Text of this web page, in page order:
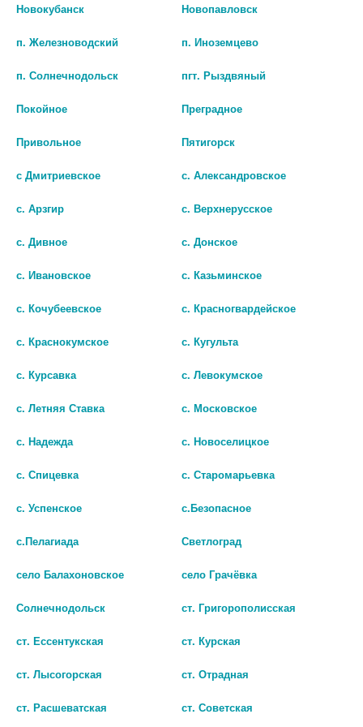
КАПЛИ /ЭВАЛАР/
В КОРЗИНУ
КОНСУМЕД МЕНОСТЕЗИН ГЕЛЬ
ОХЛАЖДАЮЩИМ И
50Г (CONSUMED)
329 руб.
В КОРЗИНУ
ПЕРЦА СТРУЧКОВОГО
ТУЛЬСКАЯ ФФ/ 8162
149 руб.
В КОРЗИНУ
Новокубанск Новопавловск
п. Железноводский п. Иноземцево
п. Солнечнодольск пгт. Рыздвяный
Покойное Преградное
Привольное Пятигорск
с Дмитриевское с. Александровское
с. Арзгир с. Верхнерусское
с. Дивное с. Донское
с. Ивановское с. Казьминское
с. Кочубеевское с. Красногвардейское
с. Краснокумское с. Кугульта
с. Курсавка с. Левокумское
с. Летняя Ставка с. Московское
с. Надежда с. Новоселицкое
с. Спицевка с. Старомарьевка
с. Успенское с.Безопасное
с.Пелагиада Светлоград
село Балахоновское село Грачёвка
Солнечнодольск ст. Григорополисская
ст. Ессентукская ст. Курская
ст. Лысогорская ст. Отрадная
ст. Расшеватская ст. Советская